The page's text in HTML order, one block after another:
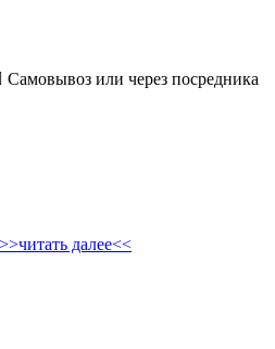
или через посредника
>>читать далее<<